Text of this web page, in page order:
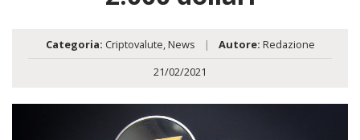
Categoria: Criptovalute,News | Autore: Redazione
21/02/2021